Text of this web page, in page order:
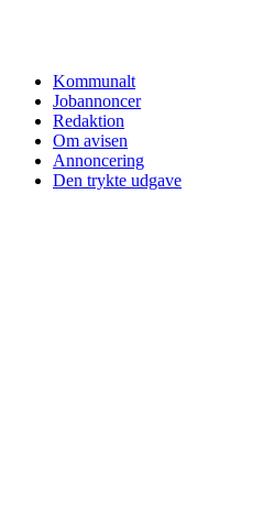
Kommunalt
Jobannoncer
Redaktion
Om avisen
Annoncering
Den trykte udgave